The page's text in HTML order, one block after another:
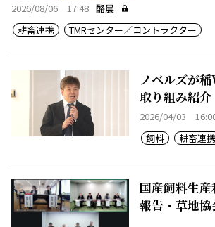
2026/08/06 17:48 酪農
耕畜連携
TMRセンター／コントラクター
ノベルズが
取り組み紹介
2026/04/03
飼料
耕畜連携
国産飼料生
報告・草地協